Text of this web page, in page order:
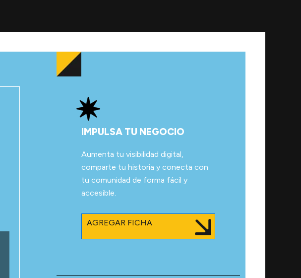
IMPULSA TU NEGOCIO
Aumenta tu visibilidad digital,
comparte tu historia y conecta con
tu comunidad de forma fácil y
accesible.
AGREGAR FICHA